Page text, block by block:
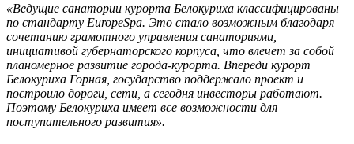
«Ведущие санатории курорта Белокуриха классифицированы
по стандарту EuropeSpa. Это стало возможным благодаря
сочетанию грамотного управления санаториями,
инициативой губернаторского корпуса, что влечет за собой
планомерное развитие города-курорта. Впереди курорт
Белокуриха Горная, государство поддержало проект и
построило дороги, сети, а сегодня инвесторы работают.
Поэтому Белокуриха имеет все возможности для
поступательного развития».